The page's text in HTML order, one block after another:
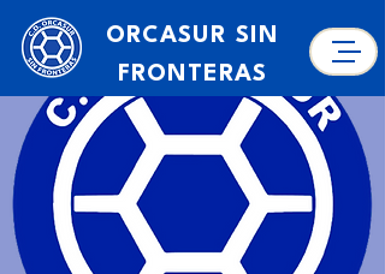
ORCASUR SIN
FRONTERAS